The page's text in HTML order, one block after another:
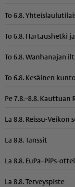
To 6.8.
To 6.8. Hartaushetki
To 6.8. Wanhanajan
To 6.8. Kesäinen
Pe 7.8.–8.8.
La 8.8. Reissu-Veikon
La 8.8. Tanssit
La 8.8. EuPa–PiPs-
La 8.8. Terveyspiste